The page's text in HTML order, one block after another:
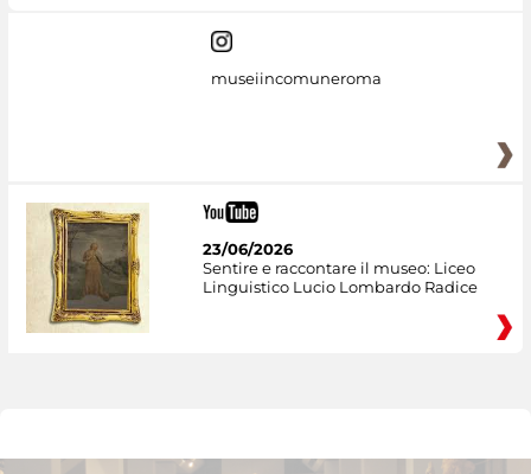
museiincomuneroma
23/06/2026
Sentire e raccontare il museo: Liceo
Linguistico Lucio Lombardo Radice